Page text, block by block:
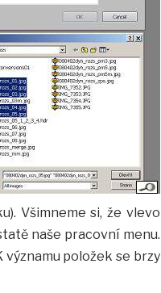
Všimneme si, že vlevo
naše pracovní menu.
významu položek se brzy